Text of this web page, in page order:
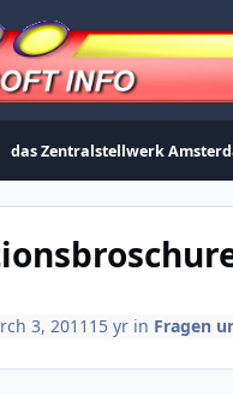
das Zentralstellwerk
3, 2011 15 yrin Fragen